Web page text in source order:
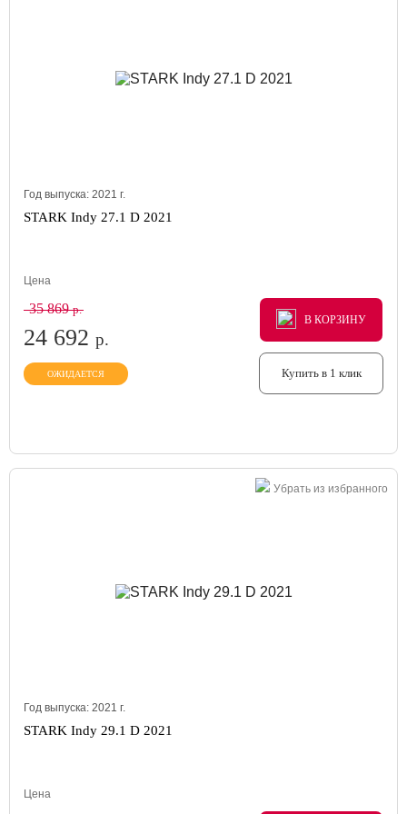
Год выпуска: 2021 г.
STARK Indy 27.1 D 2021
Цена
35 869р.
24 692 р.
ОЖИДАЕТСЯ
В КОРЗИНУ
В КОРЗИНУ
В КОРЗИНУ
Купить в 1 клик
Убрать из избранного
Год выпуска: 2021 г.
STARK Indy 29.1 D 2021
Цена